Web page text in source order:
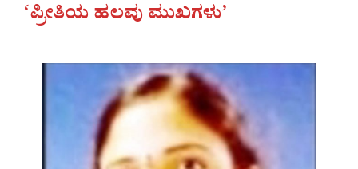
‘ಪ್ರೀತಿಯ ಹಲವು ಮುಖಗಳು’